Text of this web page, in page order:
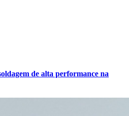
de alta performance na